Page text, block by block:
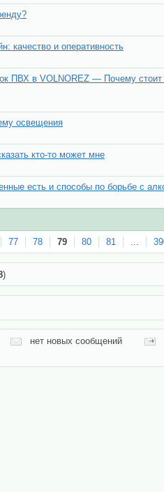
качество и оперативность
ПВХ в VOLNOREZ — Почему стоит
освещения
кто-то может мне
есть и способы по борьбе с
77 78 79 80 81 ...
)
нет новых сообщений